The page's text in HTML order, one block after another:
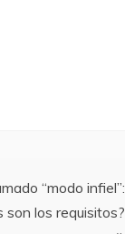
“modo infiel”:
son los requisitos?